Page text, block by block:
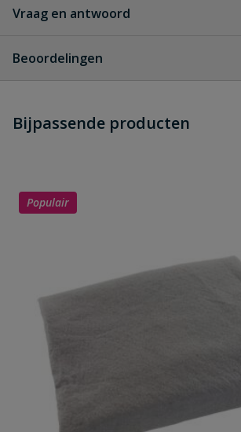
Vraag en antwoord
dit product?
Beoordelingen
Schrijf zelf een beoordeling
Uw waardering:
Naam
Samenvatting
Bijpassende producten
Populair